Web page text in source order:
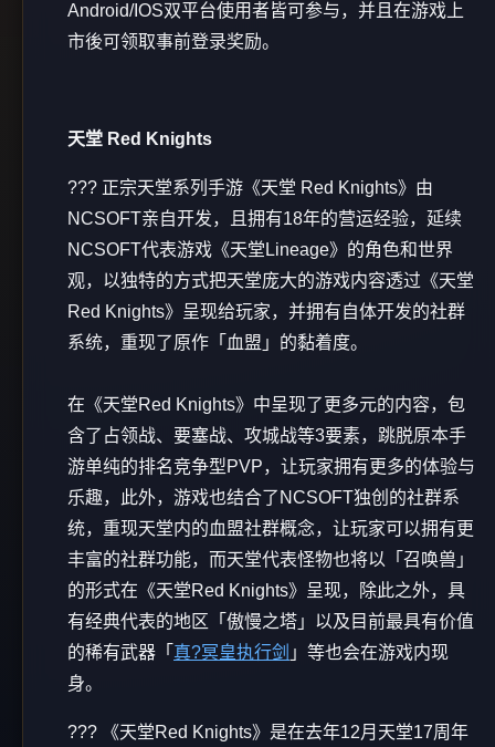
Android/IOS双平台使用者皆可参与，并且在游戏上
市後可领取事前登录奖励。
天堂 Red Knights
??? 正宗天堂系列手游《天堂 Red Knights》由
NCSOFT亲自开发，且拥有18年的营运经验，延续
NCSOFT代表游戏《天堂Lineage》的角色和世界
观，以独特的方式把天堂庞大的游戏内容透过《天堂
Red Knights》呈现给玩家，并拥有自体开发的社群
系统，重现了原作「血盟」的黏着度。
在《天堂Red Knights》中呈现了更多元的内容，包
含了占领战、要塞战、攻城战等3要素，跳脱原本手
游单纯的排名竞争型PVP，让玩家拥有更多的体验与
乐趣，此外，游戏也结合了NCSOFT独创的社群系
统，重现天堂内的血盟社群概念，让玩家可以拥有更
丰富的社群功能，而天堂代表怪物也将以「召唤兽」
的形式在《天堂Red Knights》呈现，除此之外，具
有经典代表的地区「傲慢之塔」以及目前最具有价值
的稀有武器「 真?冥皇执行剑 」等也会在游戏内现
身。
??? 《天堂Red Knights》是在去年12月天堂17周年